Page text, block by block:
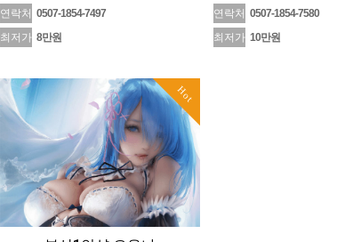
연락처 0507-1854-7497
최저가 8만원
연락처 0507-1854-7580
최저가 10만원
Hot